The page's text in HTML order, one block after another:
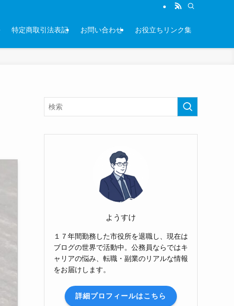
特定商取引法表記 お問い合わせ お役立ちリンク集
ようすけ
１７年間勤務した市役所を退職し、現在は
ブログの世界で活動中。公務員ならではキ
ャリアの悩み、転職・副業のリアルな情報
をお届けします。
詳細プロフィールはこちら